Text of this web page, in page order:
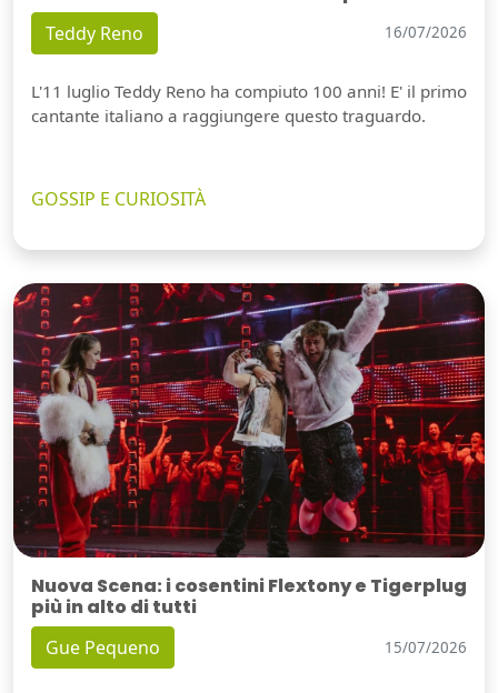
Teddy Reno 16/07/2026
L'11 luglio Teddy Reno ha compiuto 100 anni! E' il primo
cantante italiano a raggiungere questo traguardo.
GOSSIP E CURIOSITÀ
Nuova Scena: i cosentini Flextony e Tigerplug
più in alto di tutti
Gue Pequeno 15/07/2026